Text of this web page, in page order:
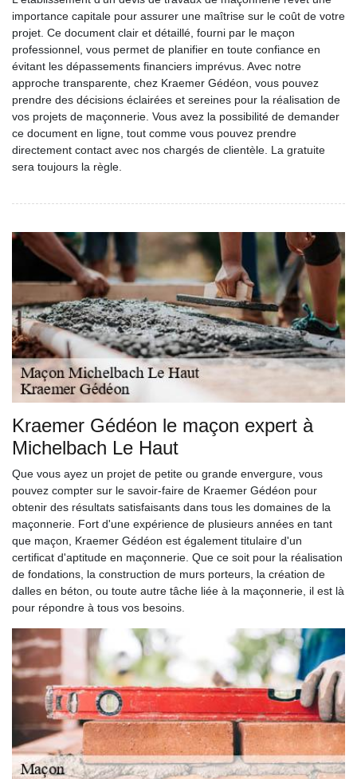
importance capitale pour assurer une maîtrise sur le coût de votre
projet. Ce document clair et détaillé, fourni par le maçon
professionnel, vous permet de planifier en toute confiance en
évitant les dépassements financiers imprévus. Avec notre
approche transparente, chez Kraemer Gédéon, vous pouvez
prendre des décisions éclairées et sereines pour la réalisation de
vos projets de maçonnerie. Vous avez la possibilité de demander
ce document en ligne, tout comme vous pouvez prendre
directement contact avec nos chargés de clientèle. La gratuite
sera toujours la règle.
Kraemer Gédéon le maçon expert à
Michelbach Le Haut
Que vous ayez un projet de petite ou grande envergure, vous
pouvez compter sur le savoir-faire de Kraemer Gédéon pour
obtenir des résultats satisfaisants dans tous les domaines de la
maçonnerie. Fort d'une expérience de plusieurs années en tant
que maçon, Kraemer Gédéon est également titulaire d'un
certificat d'aptitude en maçonnerie. Que ce soit pour la réalisation
de fondations, la construction de murs porteurs, la création de
dalles en béton, ou toute autre tâche liée à la maçonnerie, il est là
pour répondre à tous vos besoins.